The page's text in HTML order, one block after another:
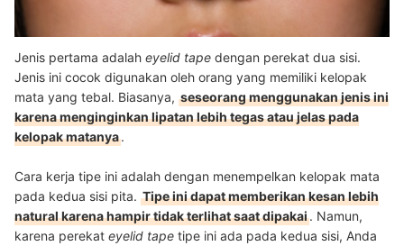
Jenis pertama adalah eyelid tape dengan perekat dua sisi.
Jenis ini cocok digunakan oleh orang yang memiliki kelopak
mata yang tebal. Biasanya, seseorang menggunakan jenis ini
karena menginginkan lipatan lebih tegas atau jelas pada
kelopak matanya.
Cara kerja tipe ini adalah dengan menempelkan kelopak mata
pada kedua sisi pita. Tipe ini dapat memberikan kesan lebih
natural karena hampir tidak terlihat saat dipakai. Namun,
karena perekat eyelid tape tipe ini ada pada kedua sisi, Anda